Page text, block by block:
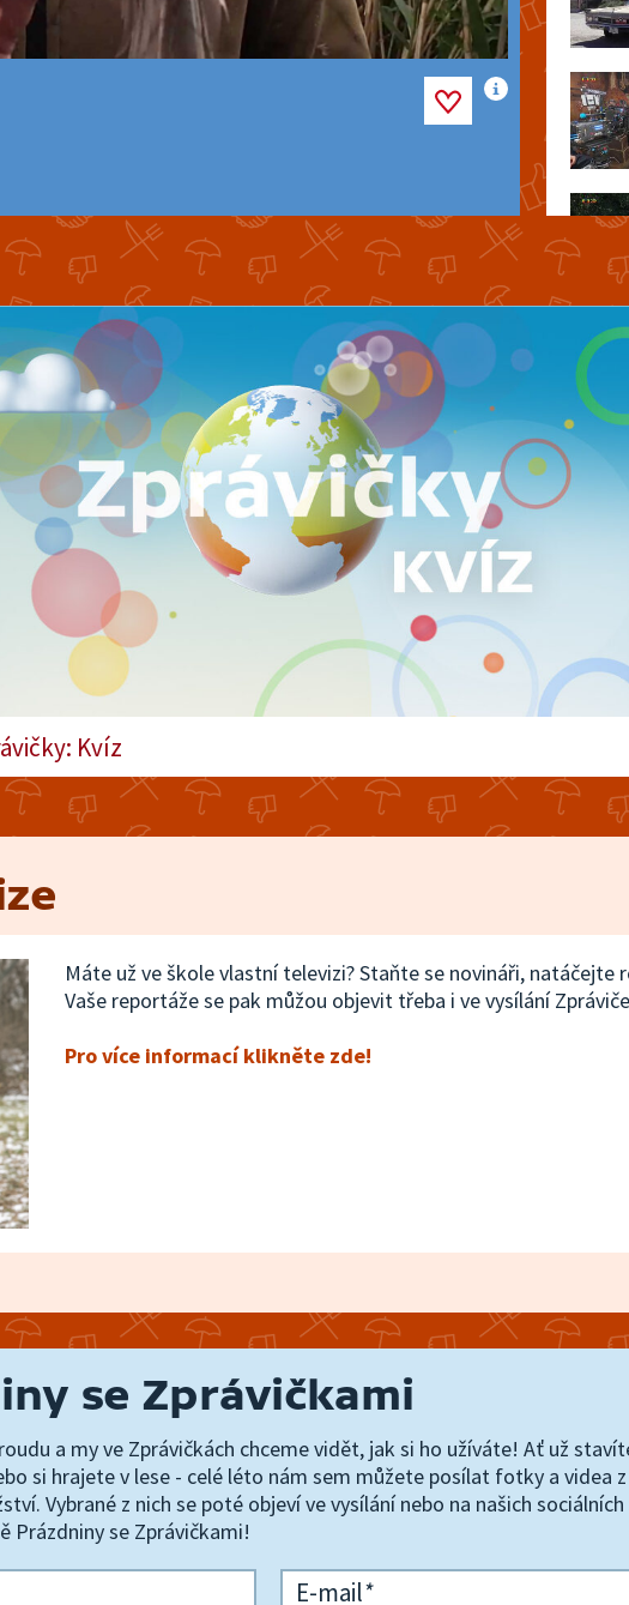
Kvíz
Máte už ve škole vlastní televizi? Staňte se novináři, natáčejte
Vaše reportáže se pak můžou objevit třeba i ve vysílání
Pro více informací klikněte zde!
se Zprávičkami
a my ve Zprávičkách chceme vidět, jak si ho užíváte! Ať už
si hrajete v lese - celé léto nám sem můžete posílat fotky a videa
Vybrané z nich se poté objeví ve vysílání nebo na našich
Prázdniny se Zprávičkami!
E-mail*